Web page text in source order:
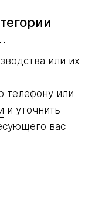
или их
телефонуили
и уточнить
вас